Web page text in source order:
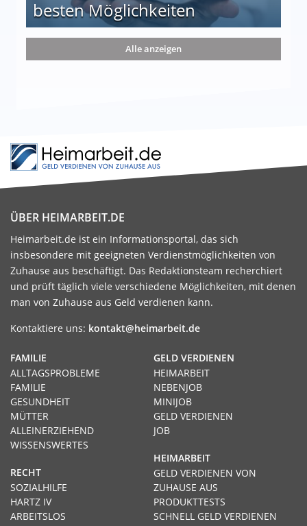
besten Möglichkeiten
die 15 besten Möglichkeiten
Alle anzeigen
ÜBER HEIMARBEIT.DE
Heimarbeit.de ist ein Informationsportal, das sich
insbesondere mit geeigneten Verdienstmöglichkeiten von
Zuhause aus beschäftigt. Das Redaktionsteam recherchiert
und prüft täglich viele verschiedene Möglichkeiten, mit denen
man von Zuhause aus Geld verdienen kann.
Kontaktiere uns: kontakt@heimarbeit.de
GELD VERDIENEN
HEIMARBEIT
NEBENJOB
MINIJOB
GELD VERDIENEN
JOB
HEIMARBEIT
GELD VERDIENEN VON
ZUHAUSE AUS
PRODUKTTESTS
SCHNELL GELD VERDIENEN
FAMILIE
ALLTAGSPROBLEME
FAMILIE
GESUNDHEIT
MÜTTER
ALLEINERZIEHEND
WISSENSWERTES
RECHT
SOZIALHILFE
HARTZ IV
ARBEITSLOS